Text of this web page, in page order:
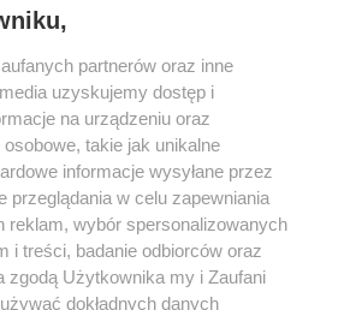
halorzeszow.pljest:
SPOŁECZNYCH PERSPEKTYWA
do korespondencji:
3/2035-077 Rzeszów
partnerów oraz inne
uzyskujemy dostęp i
na urządzeniu oraz
takie jak unikalne
informacje wysyłane przez
przeglądania w celu zapewniania
reklam, wybór spersonalizowanych
i treści, badanie odbiorców oraz
zgodą Użytkownika my i Zaufani
dokładnych danych